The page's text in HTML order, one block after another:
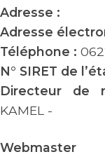
Adresse :
Adresse
Téléphone :
N° SIRET de
Directeur de
KAMEL -
Webmaster